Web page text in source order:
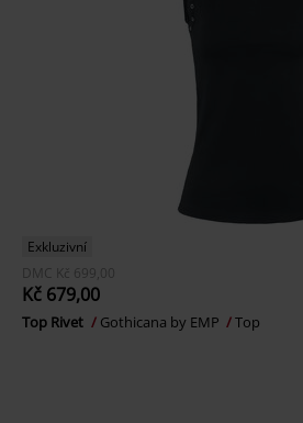
Exkluzivní
DMC
Kč 699,00
Kč 679,00
Top Rivet Gothicana by EMP Top